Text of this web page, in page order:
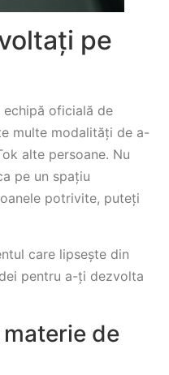
pe
oficială de
multe modalități de a-
alte persoane. Nu
pe un spațiu
potrivite, puteți
care lipsește din
pentru a-ți dezvolta
de